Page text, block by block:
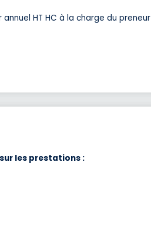
annuel HT HC à la charge du preneur
les prestations :